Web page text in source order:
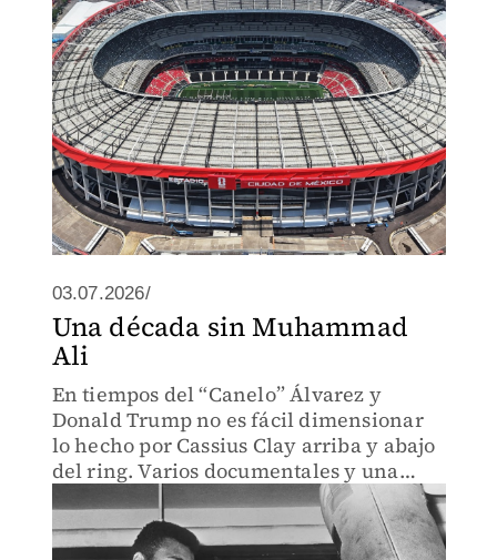
03.07.2026/
Una década sin Muhammad
Ali
En tiempos del “Canelo” Álvarez y
Donald Trump no es fácil dimensionar
lo hecho por Cassius Clay arriba y abajo
del ring. Varios documentales y una
película ayudan en esa labor.